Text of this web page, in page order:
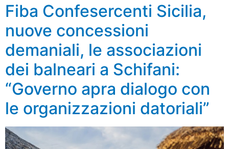
Fiba Confesercenti Sicilia,
nuove concessioni
demaniali, le associazioni
dei balneari a Schifani:
“Governo apra dialogo con
le organizzazioni datoriali”